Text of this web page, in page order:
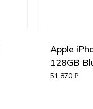
Apple
128GB
51 870 ₽